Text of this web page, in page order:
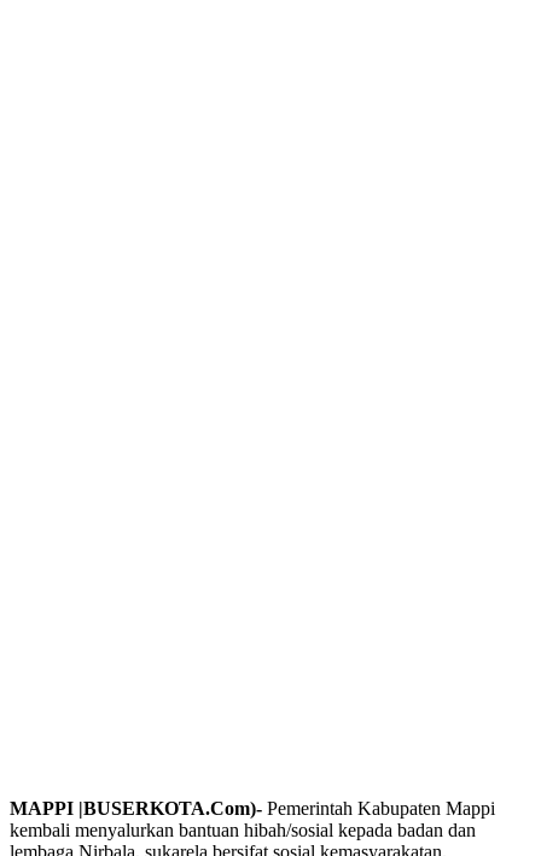
MAPPI |BUSERKOTA.Com)- Pemerintah Kabupaten Mappi
kembali menyalurkan bantuan hibah/sosial kepada badan dan